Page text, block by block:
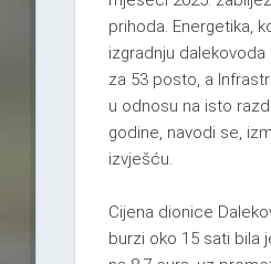
prihoda. Energetika,
izgradnju
za 53 posto, a
u odnosu na isto
godine, navodi se,
izvješću.
Cijena dionice
burzi oko 15 sati bila